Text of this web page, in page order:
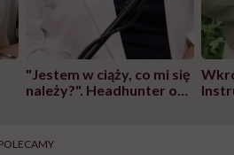
"Jestem w ciąży, co mi się
należy?". Headhunter o
pracy